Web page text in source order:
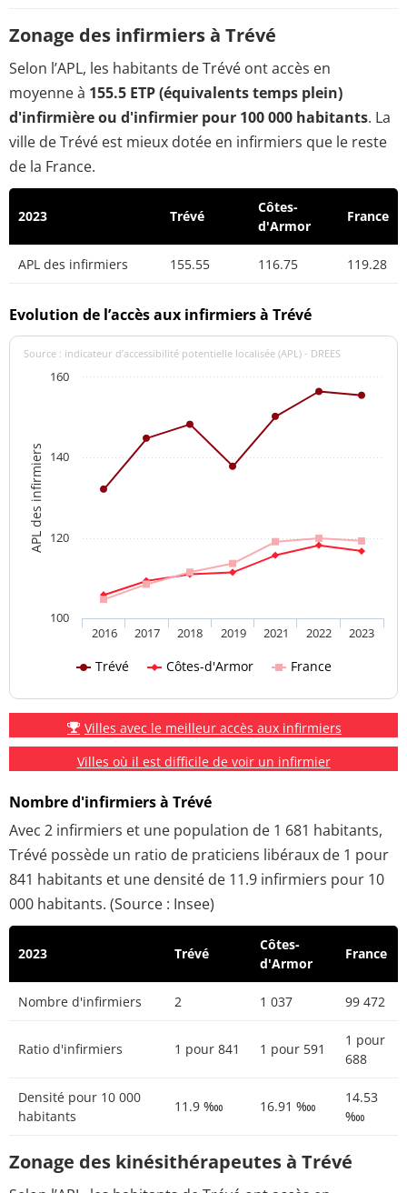
Zonage des infirmiers à Trévé
Selon l’APL, les habitants de Trévé ont accès en
moyenne à 155.5 ETP (équivalents temps plein)
d'infirmière ou d'infirmier pour 100 000 habitants. La
ville de Trévé est mieux dotée en infirmiers que le reste
de la France.
2023 Trévé
Côtes-
d'Armor
France
APL des infirmiers 155.55 116.75 119.28
Evolution de l’accès aux infirmiers à Trévé
APL des infirmiers
Source : indicateur d’accessibilité potentielle localisée (APL) - DREES
Trévé Côtes-d'Armor France
2016 2017 2018 2019 2021 2022 2023
100
120
140
160
Villes avec le meilleur accès aux infirmiers
Villes où il est difficile de voir un infirmier
Nombre d'infirmiers à Trévé
Avec 2 infirmiers et une population de 1 681 habitants,
Trévé possède un ratio de praticiens libéraux de 1 pour
841 habitants et une densité de 11.9 infirmiers pour 10
000 habitants. (Source : Insee)
2023 Trévé
Côtes-
d'Armor
France
Nombre d'infirmiers 2 1 037 99 472
Ratio d'infirmiers 1 pour 841 1 pour 591
1 pour
688
Densité pour 10 000
habitants
11.9 ‱ 16.91 ‱
14.53
‱
Zonage des kinésithérapeutes à Trévé